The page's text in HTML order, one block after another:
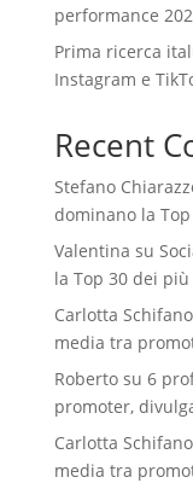
performance
Prima ricerca
Instagram e
Recent
Stefano
dominano la
Valentina su
la Top 30 dei
Carlotta Schifano
media tra
Robertosu 6
promoter,
Carlotta Schifano
media tra